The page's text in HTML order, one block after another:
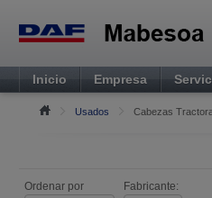
Inicio Empresa
Usados Cabezas
Ordenar por
Fabricante: